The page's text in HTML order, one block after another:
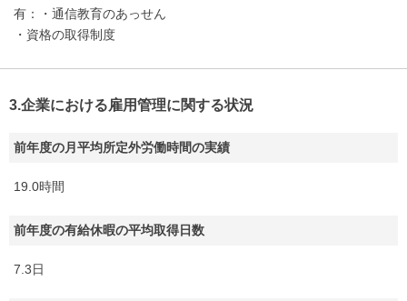
有：・通信教育のあっせん
・資格の取得制度
3.企業における雇用管理に関する状況
前年度の月平均所定外労働時間の実績
19.0時間
前年度の有給休暇の平均取得日数
7.3日